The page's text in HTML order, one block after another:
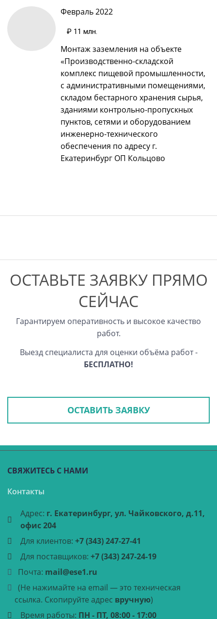
Февраль 2022
₽ 11 млн.
Монтаж заземления на объекте
«Производственно-складской
комплекс пищевой промышленности,
с административными помещениями,
складом бестарного хранения сырья,
зданиями контрольно-пропускных
пунктов, сетями и оборудованием
инженерно-технического
обеспечения по адресу г.
Екатеринбург ОП Кольцово
ОСТАВЬТЕ ЗАЯВКУ ПРЯМО
СЕЙЧАС
Гарантируем оперативность и высокое качество
работ.
Выезд специалиста для оценки объёма работ -
БЕСПЛАТНО!
ОСТАВИТЬ ЗАЯВКУ
СВЯЖИТЕСЬ С НАМИ
Контакты
Адрес: г. Екатеринбург, ул. Чайковского, д.11,
офис 204
Для клиентов: +7 (343) 247-27-41
Для поставщиков: +7 (343) 247-24-19
Почта: mail@ese1.ru
(Не нажимайте на email — это техническая
ссылка. Скопируйте адрес вручную)
Время работы: ПН - ПТ, 08:00 - 17:00